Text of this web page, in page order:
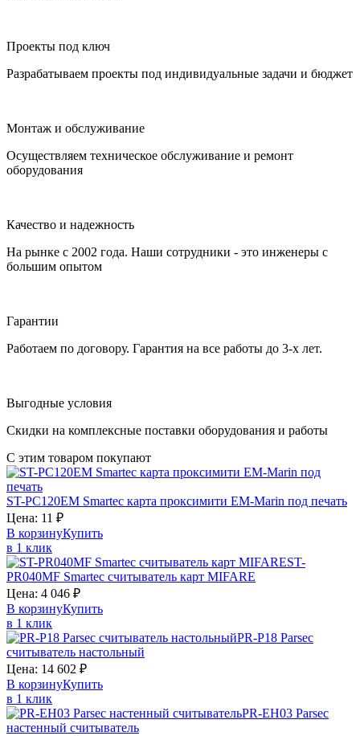
Проекты под ключ
Разрабатываем проекты под индивидуальные задачи и бюджет
Монтаж и обслуживание
Осуществляем техническое обслуживание и ремонт
оборудования
Качество и надежность
На рынке с 2002 года. Наши сотрудники - это инженеры с
большим опытом
Гарантии
Работаем по договору. Гарантия на все работы до 3-х лет.
Выгодные условия
Скидки на комплексные поставки оборудования и работы
С этим товаром покупают
ST-PC120EM Smartec карта проксимити EM-Marin под печать
Цена: 11 ₽
В корзинуКупить
в 1 клик
ST-
PR040MF Smartec считыватель карт MIFARE
Цена: 4 046 ₽
В корзинуКупить
в 1 клик
PR-P18 Parsec
считыватель настольный
Цена: 14 602 ₽
В корзинуКупить
в 1 клик
PR-EH03 Parsec
настенный считыватель